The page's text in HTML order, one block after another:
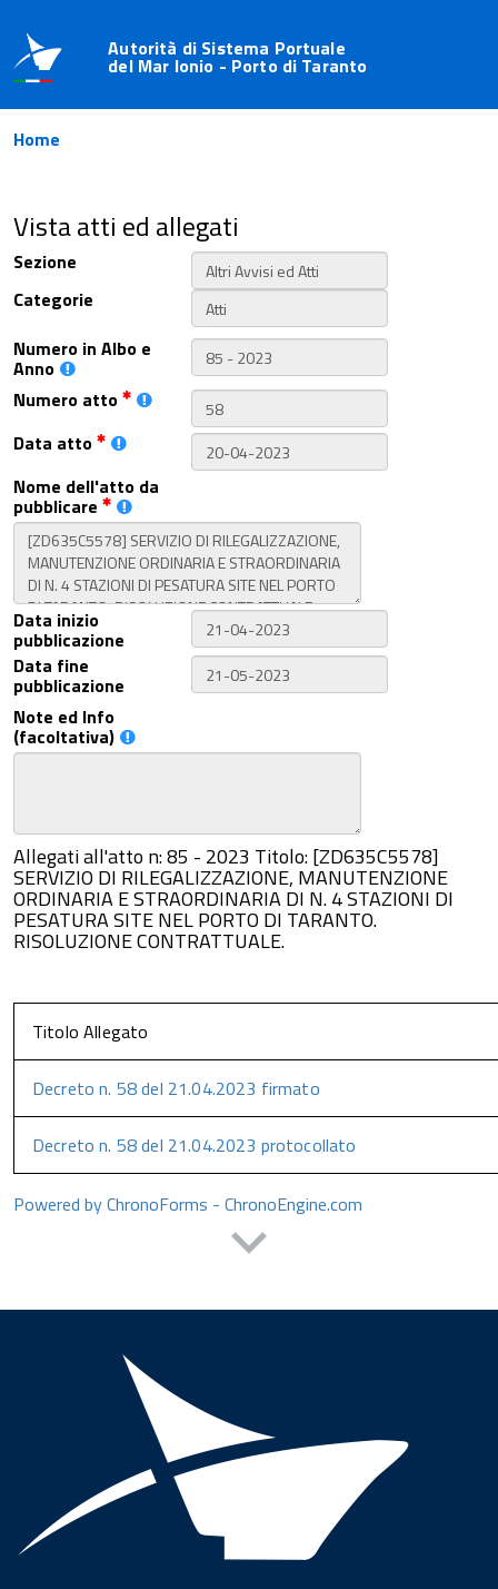
Autorità di Sistema Portuale
del Mar Ionio - Porto di Taranto
Home
Vista atti ed allegati
Sezione
Categorie
Numero in Albo e
Anno
Numero atto
Data atto
Nome dell'atto da
pubblicare
Data inizio
pubblicazione
Data fine
pubblicazione
Note ed Info
(facoltativa)
Allegati all'atto n: 85 - 2023 Titolo: [ZD635C5578]
SERVIZIO DI RILEGALIZZAZIONE, MANUTENZIONE
ORDINARIA E STRAORDINARIA DI N. 4 STAZIONI DI
PESATURA SITE NEL PORTO DI TARANTO.
RISOLUZIONE CONTRATTUALE.
Titolo Allegato
Decreto n. 58 del 21.04.2023 firmato
Decreto n. 58 del 21.04.2023 protocollato
Powered by ChronoForms - ChronoEngine.com